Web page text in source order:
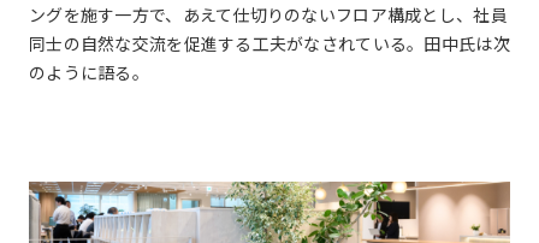
ングを施す一方で、あえて仕切りのないフロア構成とし、社員
同士の自然な交流を促進する工夫がなされている。田中氏は次
のように語る。